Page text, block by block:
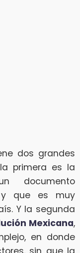
dos grandes
primera es la
documento
y que es muy
Y la segunda
Mexicana,
en donde